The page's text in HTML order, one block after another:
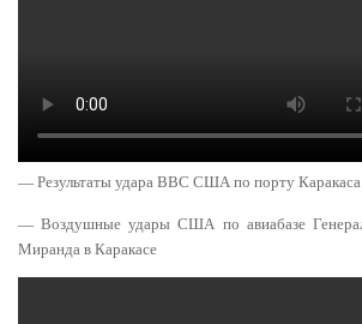
— Результаты удара ВВС США по порту
— Воздушные удары США по авиабазе
Миранда в Каракасе